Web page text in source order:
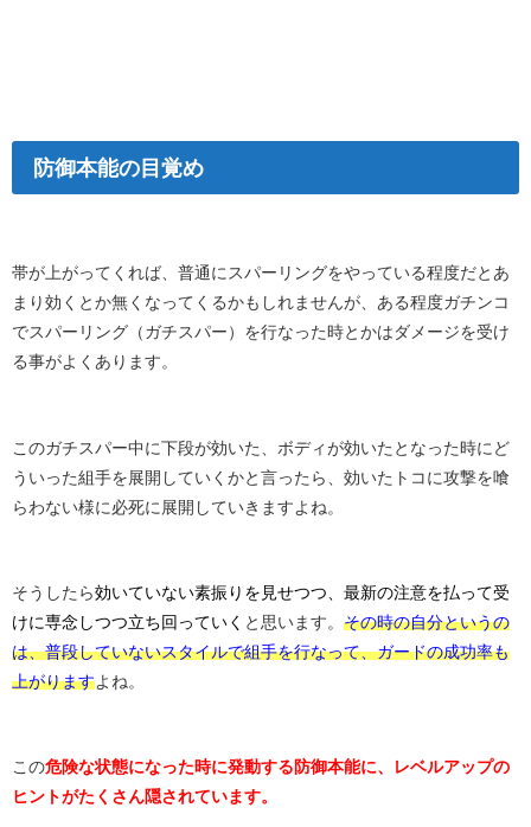
防御本能の目覚め
帯が上がってくれば、普通にスパーリングをやっている程度だとあ
まり効くとか無くなってくるかもしれませんが、ある程度ガチンコ
でスパーリング（ガチスパー）を行なった時とかはダメージを受け
る事がよくあります。
このガチスパー中に下段が効いた、ボディが効いたとなった時にど
ういった組手を展開していくかと言ったら、効いたトコに攻撃を喰
らわない様に必死に展開していきますよね。
そうしたら効いていない素振りを見せつつ、最新の注意を払って受
けに専念しつつ立ち回っていく と思います。 その時の自分というの
は、普段していないスタイルで組手を行なって、ガードの成功率も
上がりますよね。
この危険な状態になった時に発動する防御本能に、レベルアップの
ヒントがたくさん隠されています。